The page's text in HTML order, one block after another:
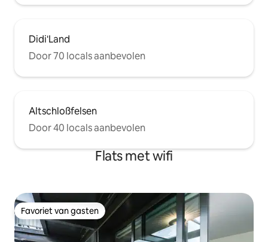
Didi'Land
Door 70 locals aanbevolen
Altschloßfelsen
Door 40 locals aanbevolen
Flats met wifi
Favoriet van gasten
Favoriet van gasten